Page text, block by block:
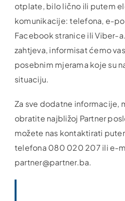
otplate, bilo lično ili putem
komunikacije: telefona, e-
Facebook stranice ili Viber-
zahtjeva, informisat ćemo
posebnim mjerama koje su
situaciju.
Za sve dodatne informacije,
obratite najbližoj Partner
možete nas kontaktirati
telefona 080 020 207 ili e-
partner@partner.ba.